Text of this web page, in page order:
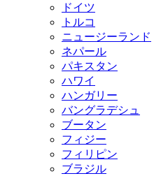
ドイツ
トルコ
ニュージーランド
ネパール
パキスタン
ハワイ
ハンガリー
バングラデシュ
ブータン
フィジー
フィリピン
ブラジル